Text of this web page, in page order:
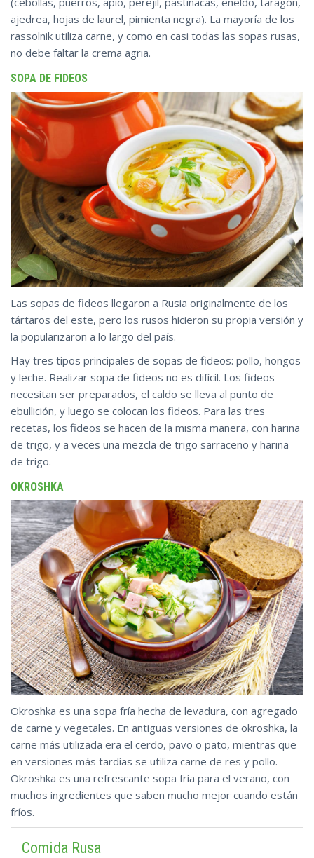
ajedrea, hojas de laurel, pimienta negra). La mayoría de los
rassolnik utiliza carne, y como en casi todas las sopas rusas,
no debe faltar la crema agria.
SOPA DE FIDEOS
Las sopas de fideos llegaron a Rusia originalmente de los
tártaros del este, pero los rusos hicieron su propia versión y
la popularizaron a lo largo del país.
Hay tres tipos principales de sopas de fideos: pollo, hongos
y leche. Realizar sopa de fideos no es difícil. Los fideos
necesitan ser preparados, el caldo se lleva al punto de
ebullición, y luego se colocan los fideos. Para las tres
recetas, los fideos se hacen de la misma manera, con harina
de trigo, y a veces una mezcla de trigo sarraceno y harina
de trigo.
OKROSHKA
Okroshka es una sopa fría hecha de levadura, con agregado
de carne y vegetales. En antiguas versiones de okroshka, la
carne más utilizada era el cerdo, pavo o pato, mientras que
en versiones más tardías se utiliza carne de res y pollo.
Okroshka es una refrescante sopa fría para el verano, con
muchos ingredientes que saben mucho mejor cuando están
fríos.
Comida Rusa